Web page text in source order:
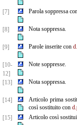
[7] Parola soppressa
[8] Nota soppressa.
[9] Parole inserite con
[10-
12]
Note soppresse.
[13] Nota soppressa.
[14] Articolo prima
così sostituito con
[15]
Articolo così